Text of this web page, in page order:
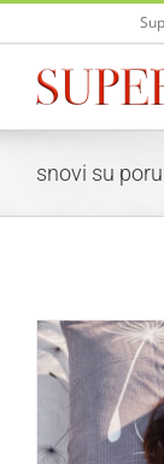
Skip
snovi su